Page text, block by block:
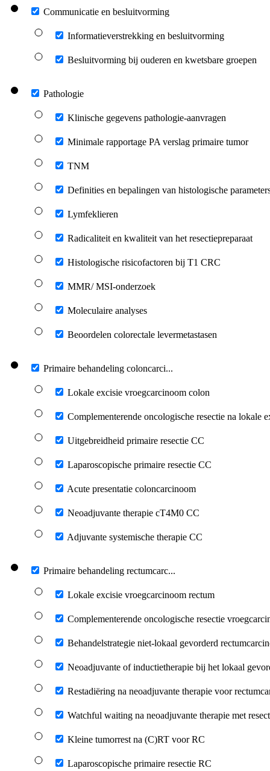
Communicatie en besluitvorming
Informatieverstrekking en besluitvorming
Besluitvorming bij ouderen en kwetsbare groepen
Pathologie
Klinische gegevens pathologie-aanvragen
Minimale rapportage PA verslag primaire tumor
TNM
Definities en bepalingen van histologische
Lymfeklieren
Radicaliteit en kwaliteit van het resectiepreparaat
Histologische risicofactoren bij T1 CRC
MMR/ MSI-onderzoek
Moleculaire analyses
Beoordelen colorectale levermetastasen
Primaire behandeling coloncarci...
Lokale excisie vroegcarcinoom colon
Complementerende oncologische resectie na lokale
Uitgebreidheid primaire resectie CC
Laparoscopische primaire resectie CC
Acute presentatie coloncarcinoom
Neoadjuvante therapie cT4M0 CC
Adjuvante systemische therapie CC
Primaire behandeling rectumcarc...
Lokale excisie vroegcarcinoom rectum
Complementerende oncologische resectie
Behandelstrategie niet-lokaal gevorderd
Neoadjuvante of inductietherapie bij het lokaal
Restadiëring na neoadjuvante therapie voor
Watchful waiting na neoadjuvante therapie met
Kleine tumorrest na (C)RT voor RC
Laparoscopische primaire resectie RC